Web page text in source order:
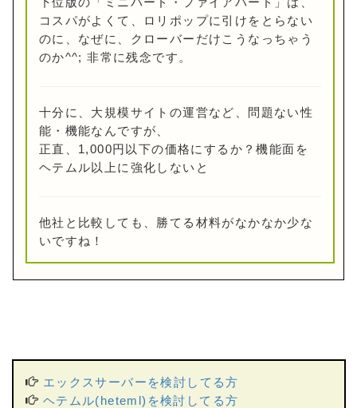
コスパがよくて、ロリポップに引けをとらない
のに、なぜに、クローバーだけこうなっちゃう
のか^^; 非常に残念です。
十分に、大規模サイトの運営など、問題ない性
能・機能なんですが、
正直、1,000円以下の価格にするか？機能面を
ヘテムル以上に強化しないと
他社と比較しても、勝てる材料がなかなか少な
いですね！
エックスサーバーを検討してる方
ヘテムル(heteml)を検討してる方